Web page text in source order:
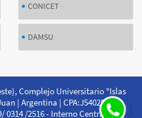
CONICET
DAMSU
Complejo Universitario "Islas
| Argentina | CPA:J5402DCS |
0314 /2516 - Interno Central 201 |